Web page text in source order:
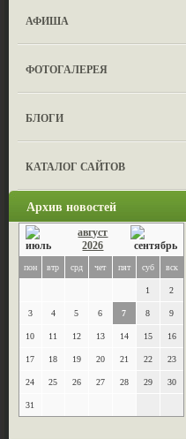
АФИША
ФОТОГАЛЕРЕЯ
БЛОГИ
КАТАЛОГ САЙТОВ
Архив новостей
август
2026
пон втр срд чет пят суб вск
1 2
3 4 5 6 7 8 9
10 11 12 13 14 15 16
17 18 19 20 21 22 23
24 25 26 27 28 29 30
31